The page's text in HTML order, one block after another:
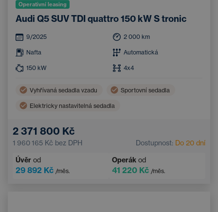
Operativní leasing
Audi Q5 SUV TDI quattro 150 kW S tronic
9/2025 2 000 km
Nafta Automatická
150 kW 4x4
Vyhřívaná sedadla vzadu Sportovní sedadla
Elektricky nastavitelná sedadla
2 371 800 Kč
1 960 165 Kč bez DPH Dostupnost: Do 20 dní
Úvěr od
29 892 Kč /měs.
Operák od
41 220 Kč /měs.